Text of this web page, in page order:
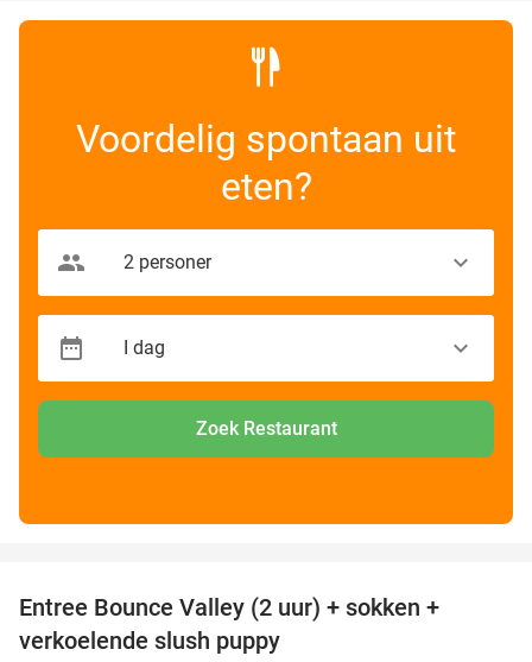
Voordelig spontaan uit
eten?
Zoek Restaurant
Entree Bounce Valley (2 uur) + sokken +
verkoelende slush puppy